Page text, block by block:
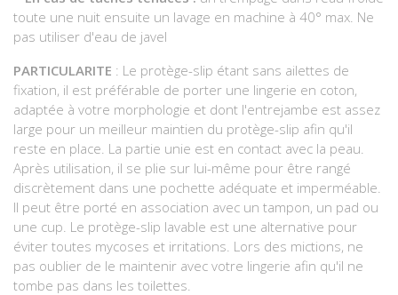
toute une nuit ensuite un lavage en machine à 40° max. Ne
pas utiliser d'eau de javel
PARTICULARITE : Le protège-slip étant sans ailettes de
fixation, il est préférable de porter une lingerie en coton,
adaptée à votre morphologie et dont l'entrejambe est assez
large pour un meilleur maintien du protège-slip afin qu'il
reste en place. La partie unie est en contact avec la peau.
Après utilisation, il se plie sur lui-même pour être rangé
discrètement dans une pochette adéquate et imperméable.
Il peut être porté en association avec un tampon, un pad ou
une cup. Le protège-slip lavable est une alternative pour
éviter toutes mycoses et irritations. Lors des mictions, ne
pas oublier de le maintenir avec votre lingerie afin qu'il ne
tombe pas dans les toilettes.